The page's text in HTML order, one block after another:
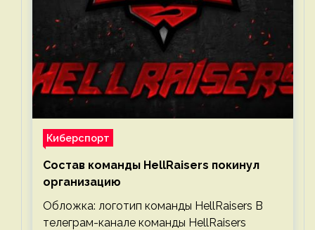
Киберспорт
Состав команды HellRaisers покинул
организацию
Обложка: логотип команды HellRaisers В
телеграм-канале команды HellRaisers